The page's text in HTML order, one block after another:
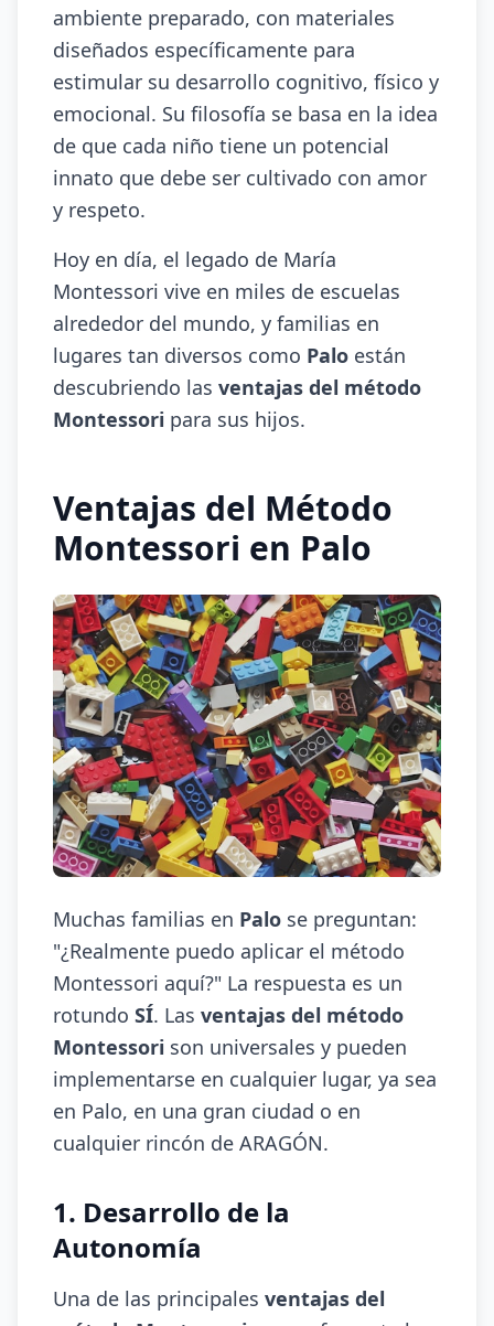
ambiente preparado, con materiales
diseñados específicamente para
estimular su desarrollo cognitivo, físico y
emocional. Su filosofía se basa en la idea
de que cada niño tiene un potencial
innato que debe ser cultivado con amor
y respeto.
Hoy en día, el legado de María
Montessori vive en miles de escuelas
alrededor del mundo, y familias en
lugares tan diversos como Palo están
descubriendo las ventajas del método
Montessori para sus hijos.
Ventajas del Método
Montessori en Palo
Muchas familias en Palo se preguntan:
"¿Realmente puedo aplicar el método
Montessori aquí?" La respuesta es un
rotundo SÍ. Las ventajas del método
Montessori son universales y pueden
implementarse en cualquier lugar, ya sea
en Palo, en una gran ciudad o en
cualquier rincón de ARAGÓN.
1. Desarrollo de la
Autonomía
Una de las principales ventajas del